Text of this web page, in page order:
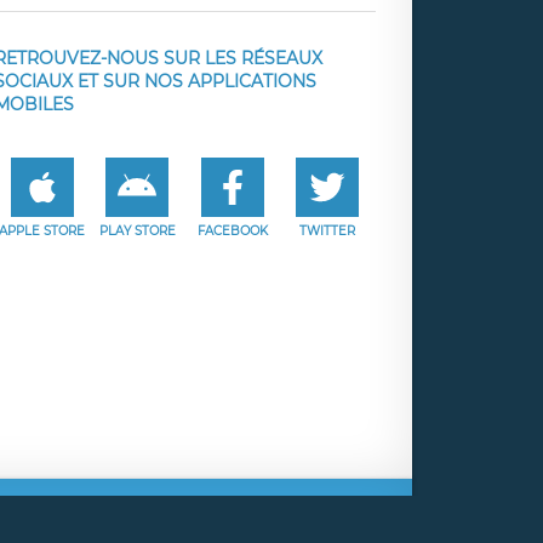
NOUS SUR LES RÉSEAUX
ET SUR NOS APPLICATIONS
APPLE STORE PLAY STORE FACEBOOK TWITTER